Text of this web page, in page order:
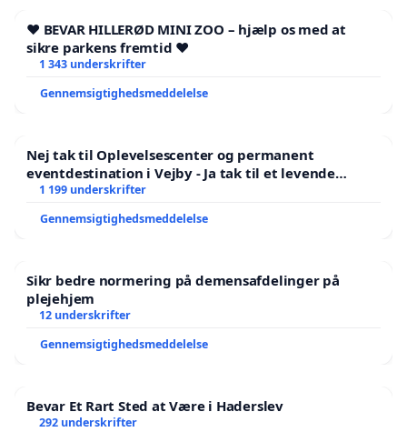
❤️ BEVAR HILLERØD MINI ZOO – hjælp os med at
sikre parkens fremtid ❤️
1 343 underskrifter
Gennemsigtighedsmeddelelse
Nej tak til Oplevelsescenter og permanent
eventdestination i Vejby - Ja tak til et levende
lokalområde i balance
1 199 underskrifter
Gennemsigtighedsmeddelelse
Sikr bedre normering på demensafdelinger på
plejehjem
12 underskrifter
Gennemsigtighedsmeddelelse
Bevar Et Rart Sted at Være i Haderslev
292 underskrifter